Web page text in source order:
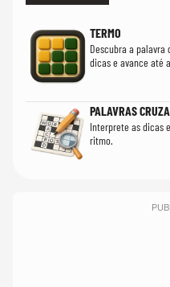
TERMO
Descubra a palavra
dicas e avance até
PALAVRAS
Interprete as dicas
ritmo.